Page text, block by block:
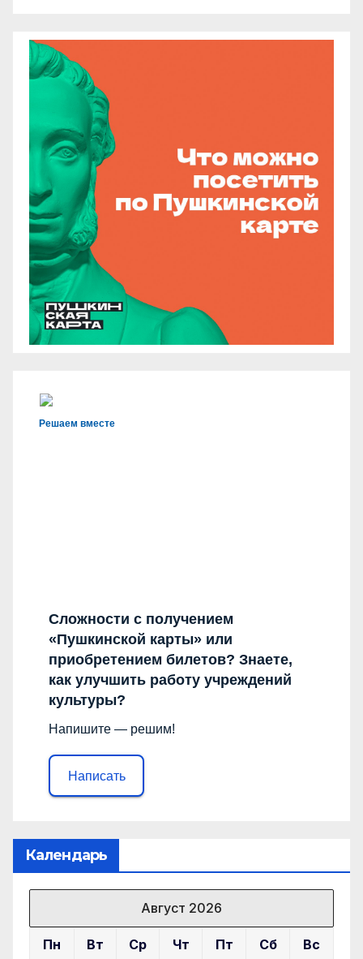
Решаем вместе
Сложности с получением
«Пушкинской карты» или
приобретением билетов? Знаете,
как улучшить работу учреждений
культуры?
Напишите — решим!
Написать
Календарь
Август 2026
Пн Вт Ср Чт Пт Сб Вс